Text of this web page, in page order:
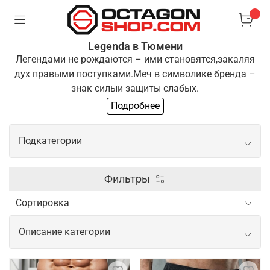
Legenda в Тюмени
Легендами не рождаются – ими становятся,закаляя
дух правыми поступками.Меч в символике бренда –
знак силыи защиты слабых.
Одежда "Легенда" для тех, кто выбирает
путьпреодоления и развития. Если ты разделяешь
этипринципы, ты готов стать частью нашей команды
Подробнее
Подкатегории
Боксерские перчатки
Шлем для бокса
Щитки шингарды
Фильтры
Описание категории
Одежда и экипировка для спорта от